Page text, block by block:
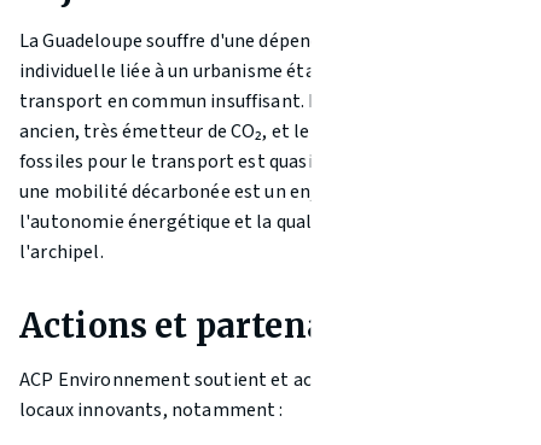
La Guadeloupe souffre d'une dépendance à la voiture
individuelle liée à un urbanisme étalé et à un réseau de
transport en commun insuffisant. Le parc automobile est
ancien, très émetteur de CO₂, et le recours aux énergies
fossiles pour le transport est quasi-total. La transition vers
une mobilité décarbonée est un enjeu majeur pour
l'autonomie énergétique et la qualité de l'air dans
l'archipel.
Actions et partenariats
ACP Environnement soutient et accompagne des acteurs
locaux innovants, notamment :